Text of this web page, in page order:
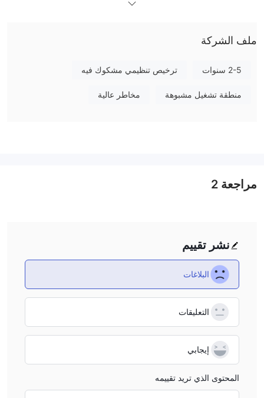
المنظم استثمارًا أكثر أمانًا ؛ وعلى العكس من ذلك ، يجب أن يكون
ما يمكنني التداول به على WEEX؟
الرافعة المالية، زادت مخاطر فقدان رأس المال المودع. يمكن أن يعمل
استخدام الرافعة المالية لصالحك وضده.
الإيداع والسحب
ملف الشركة
2-5 سنوات ترخيص تنظيمي مشكوك فيه
منطقة تشغيل مشبوهة مخاطر عالية
نشر تقييم
البلاغات
التعليقات
إيجابي
المحتوى الذي تريد تقييمه
مراجعة